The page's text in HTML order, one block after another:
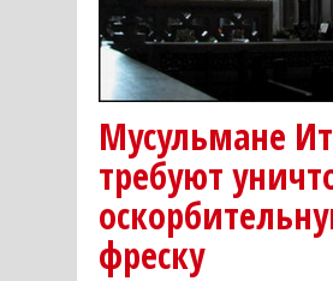
Мусульмане
требуют
фреску